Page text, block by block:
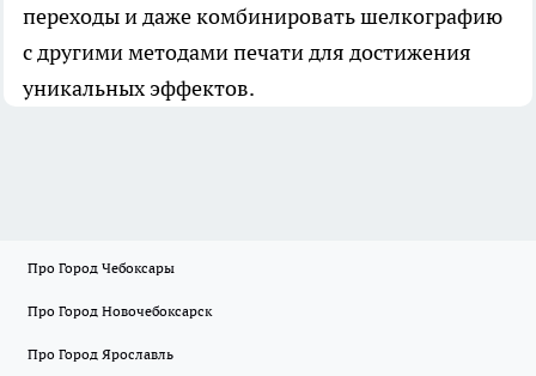
переходы и даже комбинировать шелкографию
с другими методами печати для достижения
уникальных эффектов.
Про Город Чебоксары
Про Город Новочебоксарск
Про Город Ярославль